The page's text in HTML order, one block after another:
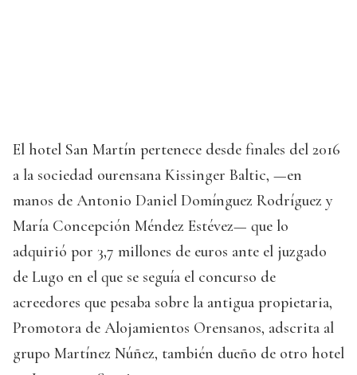
El hotel San Martín pertenece desde finales del 2016
a la sociedad ourensana Kissinger Baltic, —en
manos de Antonio Daniel Domínguez Rodríguez y
María Concepción Méndez Estévez— que lo
adquirió por 3,7 millones de euros ante el juzgado
de Lugo en el que se seguía el concurso de
acreedores que pesaba sobre la antigua propietaria,
Promotora de Alojamientos Orensanos, adscrita al
grupo Martínez Núñez, también dueño de otro hotel